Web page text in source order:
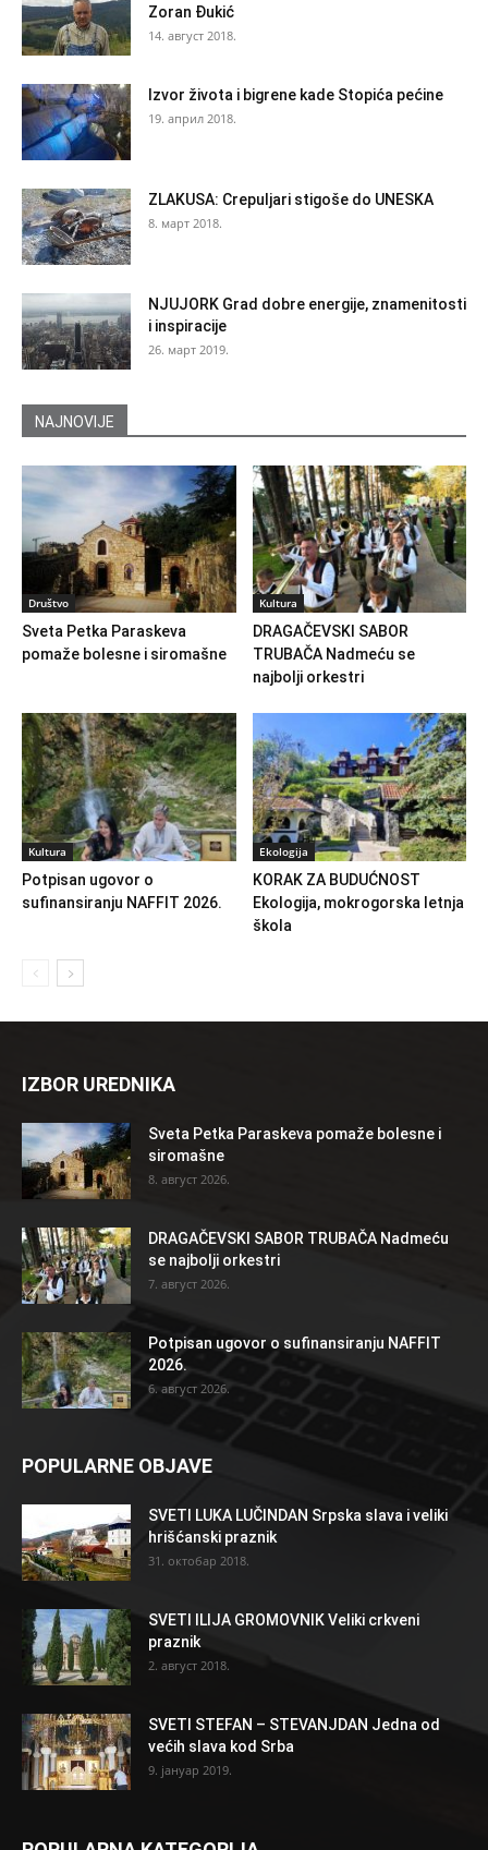
Zoran Đukić
14. август 2018.
Izvor života i bigrene kade Stopića pećine
19. април 2018.
ZLAKUSA: Crepuljari stigoše do UNESKA
8. март 2018.
NJUJORK Grad dobre energije, znamenitosti
i inspiracije
26. март 2019.
NAJNOVIJE
Društvo
Sveta Petka Paraskeva
pomaže bolesne i siromašne
Kultura
DRAGAČEVSKI SABOR
TRUBAČA Nadmeću se
najbolji orkestri
Kultura
Potpisan ugovor o
sufinansiranju NAFFIT 2026.
Ekologija
KORAK ZA BUDUĆNOST
Ekologija, mokrogorska letnja
škola
IZBOR UREDNIKA
Sveta Petka Paraskeva pomaže bolesne i
siromašne
8. август 2026.
DRAGAČEVSKI SABOR TRUBAČA Nadmeću
se najbolji orkestri
7. август 2026.
Potpisan ugovor o sufinansiranju NAFFIT
2026.
6. август 2026.
POPULARNE OBJAVE
SVETI LUKA LUČINDAN Srpska slava i veliki
hrišćanski praznik
31. октобар 2018.
SVETI ILIJA GROMOVNIK Veliki crkveni
praznik
2. август 2018.
SVETI STEFAN – STEVANJDAN Jedna od
većih slava kod Srba
9. јануар 2019.